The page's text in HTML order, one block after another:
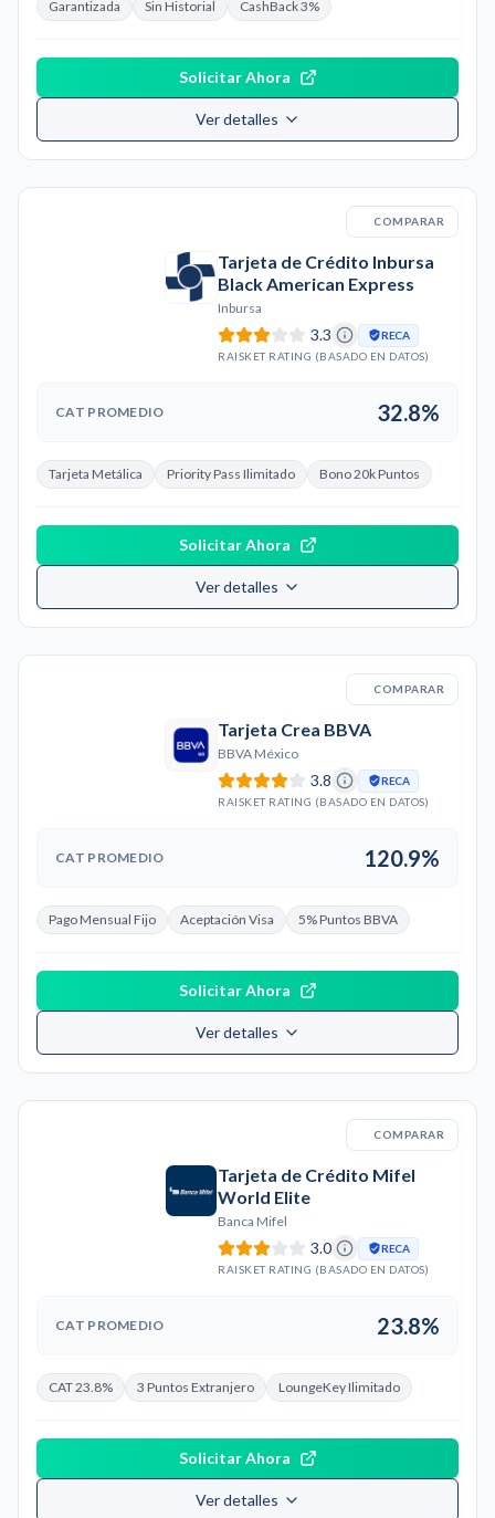
Garantizada Sin Historial CashBack 3%
Solicitar Ahora
Ver detalles
COMPARAR
Tarjeta de Crédito Inbursa
Black American Express
Inbursa
3.3
RECA
RAISKET RATING (BASADO EN DATOS)
CAT PROMEDIO 32.8%
Tarjeta Metálica Priority Pass Ilimitado Bono 20k Puntos
Solicitar Ahora
Ver detalles
COMPARAR
Tarjeta Crea BBVA
BBVA México
3.8
RECA
RAISKET RATING (BASADO EN DATOS)
CAT PROMEDIO 120.9%
Pago Mensual Fijo Aceptación Visa 5% Puntos BBVA
Solicitar Ahora
Ver detalles
COMPARAR
Tarjeta de Crédito Mifel
World Elite
Banca Mifel
3.0
RECA
RAISKET RATING (BASADO EN DATOS)
CAT PROMEDIO 23.8%
CAT 23.8% 3 Puntos Extranjero LoungeKey Ilimitado
Solicitar Ahora
Ver detalles